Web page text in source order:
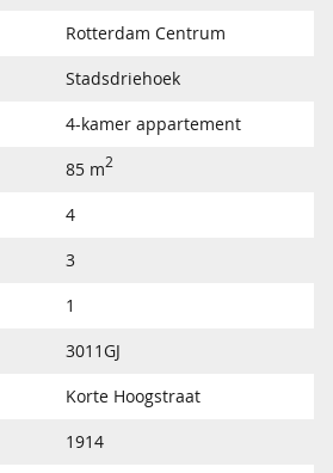
Rotterdam Centrum
Stadsdriehoek
4-kamer appartement
85 m2
4
3
1
3011GJ
Korte Hoogstraat
1914